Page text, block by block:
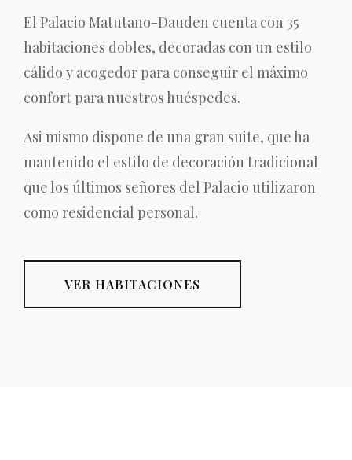
El Palacio Matutano-Dauden cuenta con 35
habitaciones dobles, decoradas con un estilo
cálido y acogedor para conseguir el máximo
confort para nuestros huéspedes.
Asi mismo dispone de una gran suite, que ha
mantenido el estilo de decoración tradicional
que los últimos señores del Palacio utilizaron
como residencial personal.
VER HABITACIONES